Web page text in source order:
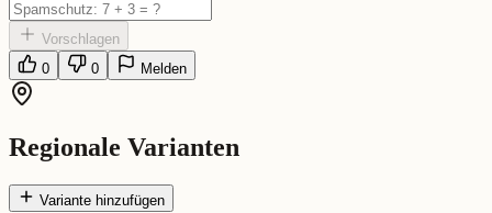
Vorschlagen
0
0 Melden
Regionale Varianten
Variante hinzufügen